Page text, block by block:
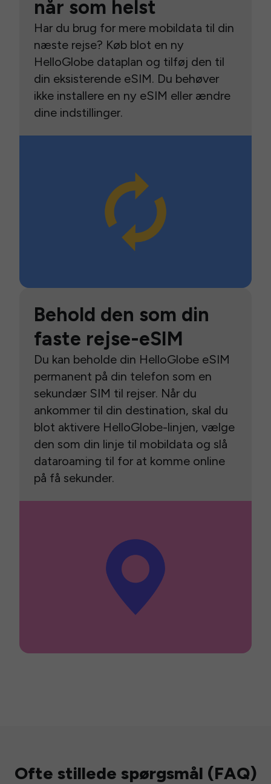
når som helst
Har du brug for mere mobildata til din
næste rejse? Køb blot en ny
HelloGlobe dataplan og tilføj den til
din eksisterende eSIM. Du behøver
ikke installere en ny eSIM eller ændre
dine indstillinger.
Behold den som din
faste rejse-eSIM
Du kan beholde din HelloGlobe eSIM
permanent på din telefon som en
sekundær SIM til rejser. Når du
ankommer til din destination, skal du
blot aktivere HelloGlobe-linjen, vælge
den som din linje til mobildata og slå
dataroaming til for at komme online
på få sekunder.
Ofte stillede spørgsmål (FAQ)